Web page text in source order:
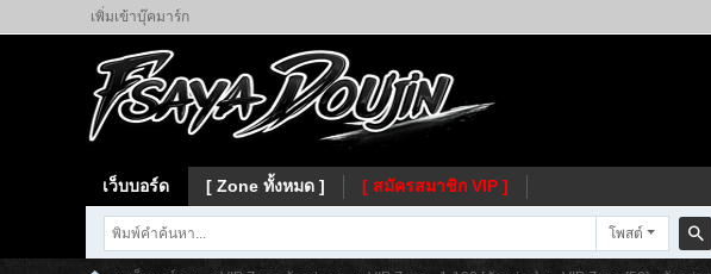
เพิ่มเข้าบุ๊คมาร์ก
เว็บบอร์ด [ Zone ทั้งหมด ] [ สมัครสมาชิก VIP ]
โพสต์
ค